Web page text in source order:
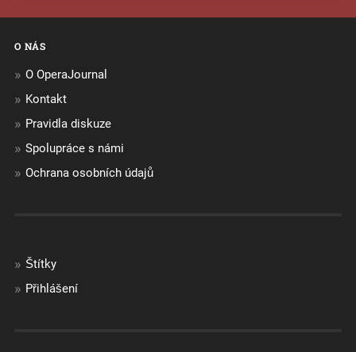
O NÁS
O OperaJournal
Kontakt
Pravidla diskuze
Spolupráce s námi
Ochrana osobních údajů
Štítky
Přihlášení